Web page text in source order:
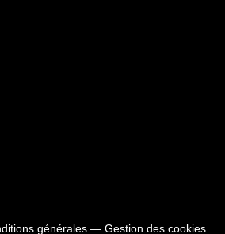
générales — Gestion des cookies